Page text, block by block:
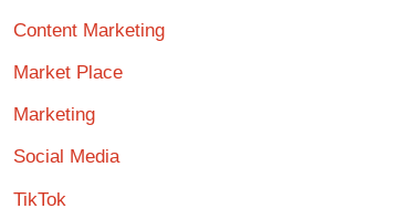
Content Marketing
Market Place
Marketing
Social Media
TikTok